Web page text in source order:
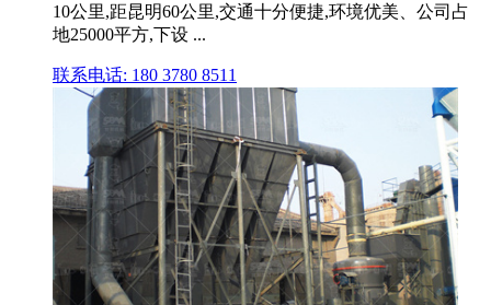
10公里,距昆明60公里,交通十分便捷,环境优美、公司占
地25000平方,下设 ...
联系电话: 180 3780 8511